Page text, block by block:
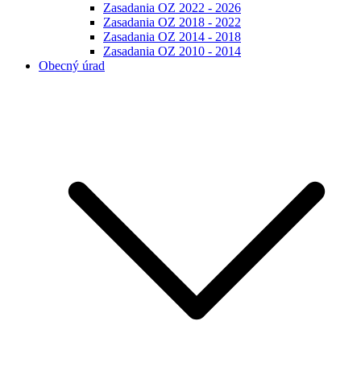
Zasadania OZ 2022 - 2026
Zasadania OZ 2018 - 2022
Zasadania OZ 2014 - 2018
Zasadania OZ 2010 - 2014
Obecný úrad